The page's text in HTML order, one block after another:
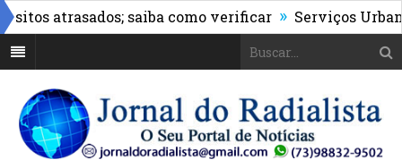
atrasados; saiba como verificar » Serviços Urbanos